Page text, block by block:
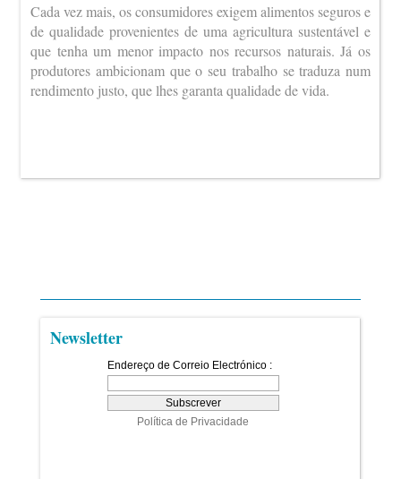
Cada vez mais, os consumidores exigem alimentos seguros e
de qualidade provenientes de uma agricultura sustentável e
que tenha um menor impacto nos recursos naturais. Já os
produtores ambicionam que o seu trabalho se traduza num
rendimento justo, que lhes garanta qualidade de vida.
Newsletter